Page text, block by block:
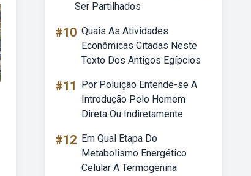
Ser Partilhados
#10 Quais As Atividades
Econômicas Citadas Neste
Texto Dos Antigos Egípcios
#11
Por Poluição Entende-se A
Introdução Pelo Homem
Direta Ou Indiretamente
#12 Em Qual Etapa Do
Metabolismo Energético
Celular A Termogenina